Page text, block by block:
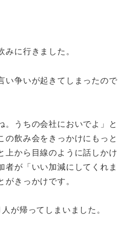
に行きました。
い争いが起きてしまったので
。うちの会社においでよ」と
の飲み会をきっかけにもっと
上から目線のように話しかけ
者が「いい加減にしてくれま
きっかけです。
が帰ってしまいました。